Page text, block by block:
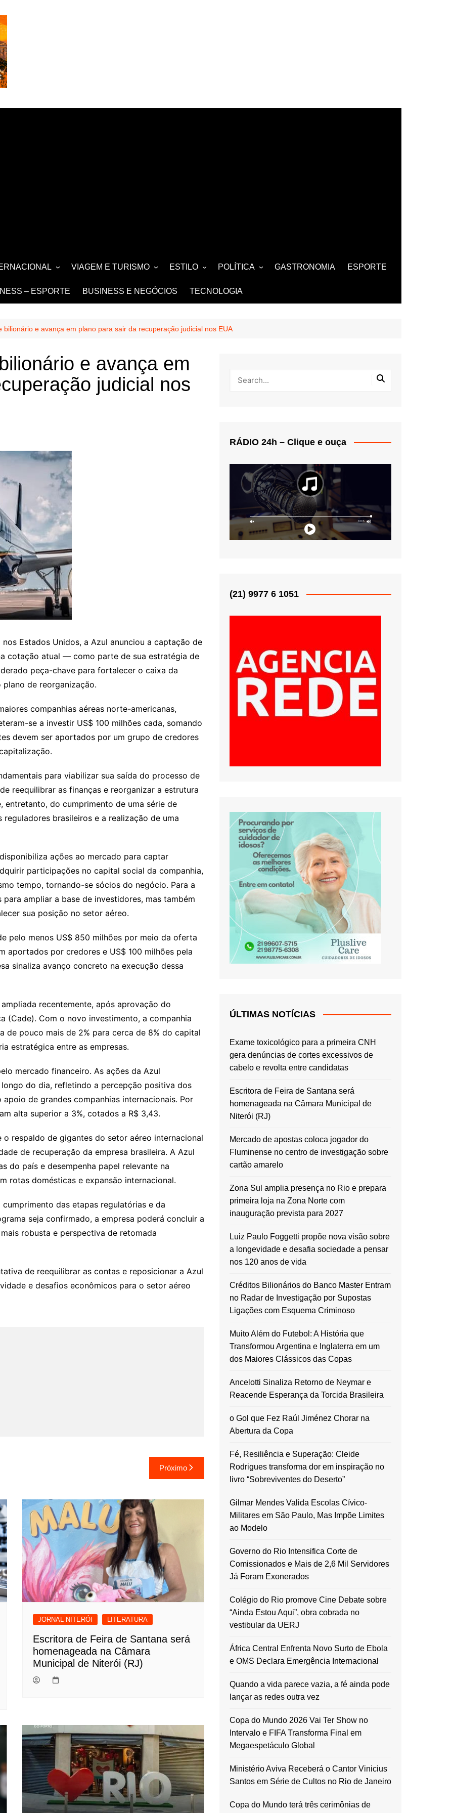
e ARQUITETURA
VIAGEM E TURISMO
TURISMO
ESTILO
MODA E BELEZA
NOIVAS e DEBUTANTES
POLÍTICA
FAMOSOS
GASTRONOMIA ESPORTE
– ESPORTE BUSINESS E NEGÓCIOS TECNOLOGIA
bilionário e avança em plano para sair da recuperação judicial nos EUA
e avança em
judicial nos
Estados Unidos, a Azul anunciou a captação de
cotação atual — como parte de sua estratégia de
peça-chave para fortalecer o caixa da
de reorganização.
companhias aéreas norte-americanas,
se a investir US$ 100 milhões cada, somando
devem ser aportados por um grupo de credores
para viabilizar sua saída do processo de
reequilibrar as finanças e reorganizar a estrutura
entretanto, do cumprimento de uma série de
brasileiros e a realização de uma
ações ao mercado para captar
participações no capital social da companhia,
tempo, tornando-se sócios do negócio. Para a
ampliar a base de investidores, mas também
sua posição no setor aéreo.
pelo menos US$ 850 milhões por meio da oferta
aportados por credores e US$ 100 milhões pela
sinaliza avanço concreto na execução dessa
recentemente, após aprovação do
(Cade). Com o novo investimento, a companhia
de pouco mais de 2% para cerca de 8% do capital
estratégica entre as empresas.
mercado financeiro. As ações da Azul
do dia, refletindo a percepção positiva dos
de grandes companhias internacionais. Por
alta superior a 3%, cotados a R$ 3,43.
respaldo de gigantes do setor aéreo internacional
de recuperação da empresa brasileira. A Azul
do país e desempenha papel relevante na
rotas domésticas e expansão internacional.
das etapas regulatórias e da
seja confirmado, a empresa poderá concluir a
robusta e perspectiva de retomada
de reequilibrar as contas e reposicionar a Azul
e desafios econômicos para o setor aéreo
Próximo
JORNAL NITERÓI LITERATURA
Escritora de Feira de Santana será
homenageada na Câmara
Municipal de Niterói (RJ)
RÁDIO 24h – Clique e ouça
(21) 9977 6 1051
ÚLTIMAS NOTÍCIAS
Exame toxicológico para a primeira CNH
gera denúncias de cortes excessivos de
cabelo e revolta entre candidatas
Escritora de Feira de Santana será
homenageada na Câmara Municipal de
Niterói (RJ)
Mercado de apostas coloca jogador do
Fluminense no centro de investigação sobre
cartão amarelo
Zona Sul amplia presença no Rio e prepara
primeira loja na Zona Norte com
inauguração prevista para 2027
Luiz Paulo Foggetti propõe nova visão sobre
a longevidade e desafia sociedade a pensar
nos 120 anos de vida
Créditos Bilionários do Banco Master Entram
no Radar de Investigação por Supostas
Ligações com Esquema Criminoso
Muito Além do Futebol: A História que
Transformou Argentina e Inglaterra em um
dos Maiores Clássicos das Copas
Ancelotti Sinaliza Retorno de Neymar e
Reacende Esperança da Torcida Brasileira
o Gol que Fez Raúl Jiménez Chorar na
Abertura da Copa
Fé, Resiliência e Superação: Cleide
Rodrigues transforma dor em inspiração no
livro “Sobreviventes do Deserto”
Gilmar Mendes Valida Escolas Cívico-
Militares em São Paulo, Mas Impõe Limites
ao Modelo
Governo do Rio Intensifica Corte de
Comissionados e Mais de 2,6 Mil Servidores
Já Foram Exonerados
Colégio do Rio promove Cine Debate sobre
“Ainda Estou Aqui”, obra cobrada no
vestibular da UERJ
África Central Enfrenta Novo Surto de Ebola
e OMS Declara Emergência Internacional
Quando a vida parece vazia, a fé ainda pode
lançar as redes outra vez
Copa do Mundo 2026 Vai Ter Show no
Intervalo e FIFA Transforma Final em
Megaespetáculo Global
Ministério Aviva Receberá o Cantor Vinicius
Santos em Série de Cultos no Rio de Janeiro
Copa do Mundo terá três cerimônias de